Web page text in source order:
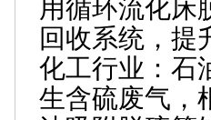
用循环流化床
回收系统，提
化工行业：石
生含硫废气，